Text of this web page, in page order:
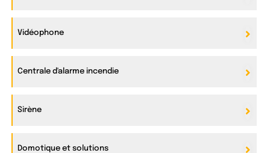
Vidéophone
Centrale d'alarme incendie
Sirène
Domotique et solutions